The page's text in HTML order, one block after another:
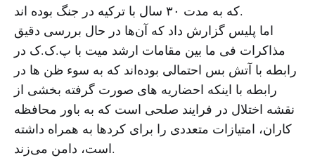
که به مدت ۳۰ سال با ترکیه در جنگ بوده اند.
اما پلیس گزارش داد که آن‌ها در حال بررسی دقیق
مذاکرات فی ما بین مقامات ارشد میت با پ.ک.ک در
رابطه با آتش بس احتمالی بوده‌اند که به سوء ظن ها در
رابطه با اینکه احضاریه های صورت گرفته بخشی از
نقشه اختلال در فرایند صلحی است که به باور محافظه
کاران، امتیازات متعددی را برای کردها به همراه داشته
است، دامن می‌زند.